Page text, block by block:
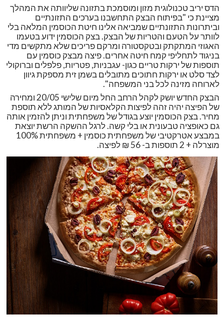
הדס יריב טכנולוגית מזון ומוסמכת בתזונה שליוותה את המהלך
מציינת כי "בפיתוח הבצק התחשבנו בערכים התזונתיים
וביתרונות התזונתיים שמביאה אלינו חיטת הכוסמין המלאה בלי
לוותר על הטעם והטריות של הבצק. בצק הכוסמין ידוע בטעמו
האגוזי המתקתק ובטקסטורה ומרקם פריכים שלא מתקשים מדי
בניגוד לתחליפי קמח חיטה אחרים. פיצה מבצק כוסמין עם
תוספות של ירקות טריים כגון- עגבניות, פטריות, פלפלים וברוקולי
לצד סלט או ירקות חתוכים מתובלים בשמן זית מספקת גיוון
לארוחה מזינה לכל בני המשפחה".
הבצק החדש יושק לקהל הרחב החל מיום שלישי 20/05 ומחירה
של הפיצה יהיה זהה לפיצות הקלאסיות של המותג ללא תוספת
מחיר. בצק הכוסמין יוצע בגודל של משפחתית וניתן להזמין אותה
גם כאופציה טבעונית או בלי קשה. לרגל ההשקה הרשת יוצאת
במבצע אטרקטיבי של משפחתית כוסמין + משפחתית 100%
מוצרלה + 2 תוספות ב- 56 ₪ לפיצה.